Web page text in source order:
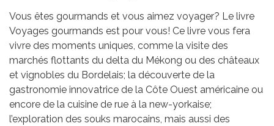
Vous êtes gourmands et vous aimez voyager? Le livre
Voyages gourmands est pour vous! Ce livre vous fera
vivre des moments uniques, comme la visite des
marchés flottants du delta du Mékong ou des châteaux
et vignobles du Bordelais; la découverte de la
gastronomie innovatrice de la Côte Ouest américaine ou
encore de la cuisine de rue à la new-yorkaise;
l’exploration des souks marocains, mais aussi des